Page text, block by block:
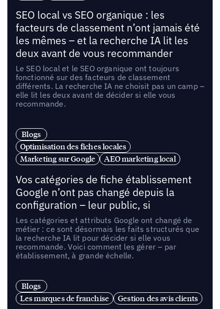
SEO local vs SEO organique : les
facteurs de classement n’ont jamais été
les mêmes – et la recherche IA lit les
deux avant de vous recommander
Le SEO local et le SEO organique ont toujours
fonctionné sur des facteurs de classement
différents. La recherche IA ne choisit pas un camp –
elle lit les deux avant de décider si elle vous
recommande.
Blogs
Optimisation des fiches locales
Marketing sur Google
AEO marketing local
Vos catégories de fiche établissement
Google n’ont pas changé depuis la
configuration – leur public, si
Les catégories et attributs Google ont changé de
métier : ce sont désormais les faits structurés que
la recherche IA lit pour décider si elle vous
recommande. Voici comment les gérer – par
établissement, à grande échelle.
Blogs
Les marques de franchise
Gestion des avis clients